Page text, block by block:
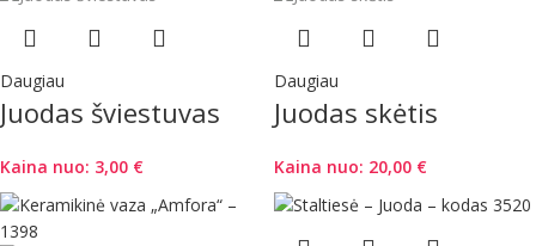
Daugiau
Juodas šviestuvas
Kaina nuo: 3,00 €
Daugiau
Juodas skėtis
Kaina nuo: 20,00 €